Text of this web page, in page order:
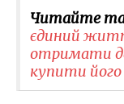
Читайте
єдиний
отримати
купити його